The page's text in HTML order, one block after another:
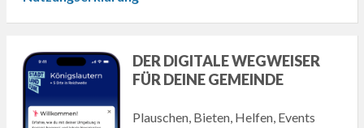
DER DIGITALE WEGWEISER
FÜR DEINE GEMEINDE
Plauschen, Bieten, Helfen, Events